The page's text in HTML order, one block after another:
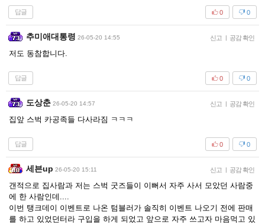
답글 0
0
추미애대통령 26-05-20 14:55 신고 | 공감 확인
저도 동참합니다.
답글 0
0
도상춘 26-05-20 14:57 신고 | 공감 확인
집앞 스벅 카공족들 다사라짐 ㅋㅋㅋ
답글 0
0
세븐up 26-05-20 15:11 신고 | 공감 확인
갠적으로 집사람과 저는 스벅 굿즈들이 이뻐서 자주 사서 모았던 사람중
에 한 사람인데....
이번 탱크데이 이벤트로 나온 텀블러가 솔직히 이벤트 나오기 전에 판매
를 하고 있었던터라 구입을 하게 되었고 앞으로 자주 쓰고자 마음먹고 있